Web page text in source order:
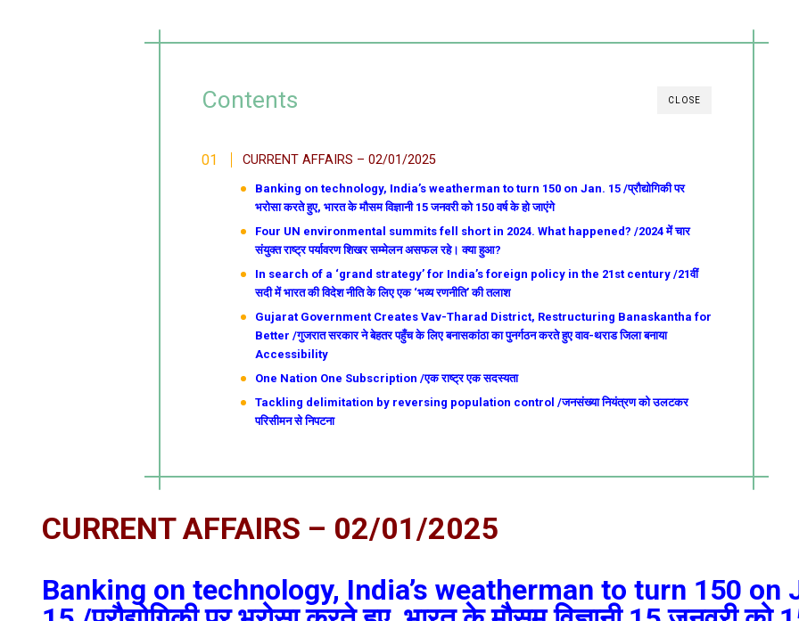
CLOSE
Contents
CURRENT AFFAIRS – 02/01/2025
Banking on technology, India’s weatherman to turn 150 on Jan. 15 /प्रौद्योगिकी पर
भरोसा करते हुए, भारत के मौसम विज्ञानी 15 जनवरी को 150 वर्ष के हो जाएंगे
Four UN environmental summits fell short in 2024. What happened? /2024 में चार
संयुक्त राष्ट्र पर्यावरण शिखर सम्मेलन असफल रहे। क्या हुआ?
In search of a ‘grand strategy’ for India’s foreign policy in the 21st century /21वीं
सदी में भारत की विदेश नीति के लिए एक ‘भव्य रणनीति’ की तलाश
Gujarat Government Creates Vav-Tharad District, Restructuring Banaskantha for
Better /गुजरात सरकार ने बेहतर पहुँच के लिए बनासकांठा का पुनर्गठन करते हुए वाव-थराड जिला बनाया
Accessibility
One Nation One Subscription /एक राष्ट्र एक सदस्यता
Tackling delimitation by reversing population control /जनसंख्या नियंत्रण को उलटकर
परिसीमन से निपटना
CURRENT AFFAIRS – 02/01/2025
Banking on technology, India’s weatherman to turn 150 on